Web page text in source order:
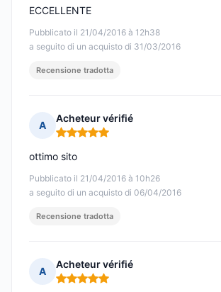
Pubblicato il 21/04/2016 à 12h38
a seguito di un acquisto di 31/03/2016
ECCELLENTE
Recensione tradotta
A
Acheteur vérifié
Nota: 5 su 5
Pubblicato il 21/04/2016 à 10h26
a seguito di un acquisto di 06/04/2016
ottimo sito
Recensione tradotta
A
Acheteur vérifié
Nota: 5 su 5